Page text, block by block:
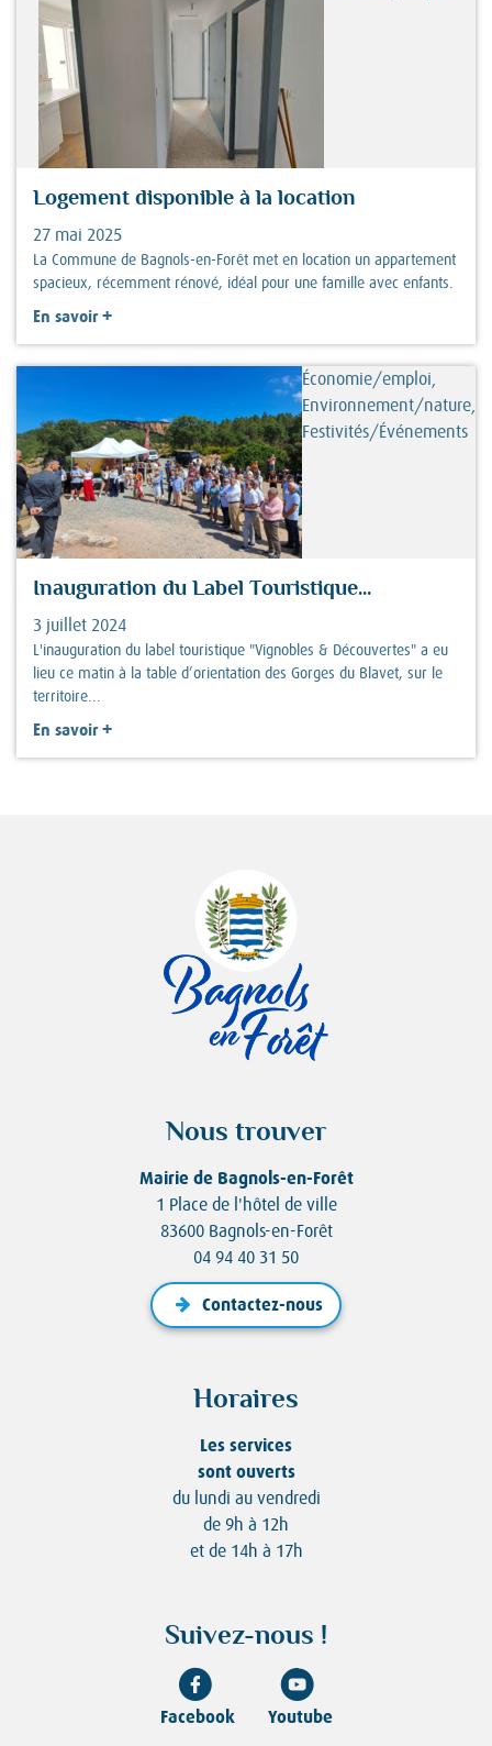
Logement disponible à la location
27 mai 2025
La Commune de Bagnols-en-Forêt met en location un appartement
spacieux, récemment rénové, idéal pour une famille avec enfants.
En savoir +
Économie/emploi,
Environnement/nature,
Festivités/Événements
Inauguration du Label Touristique...
3 juillet 2024
L'inauguration du label touristique "Vignobles & Découvertes" a eu
lieu ce matin à la table d’orientation des Gorges du Blavet, sur le
territoire...
En savoir +
Nous trouver
Mairie de Bagnols-en-Forêt
1 Place de l'hôtel de ville
83600 Bagnols-en-Forêt
04 94 40 31 50
Contactez-nous
Horaires
Les services
sont ouverts
du lundi au vendredi
de 9h à 12h
et de 14h à 17h
Suivez-nous !
Facebook Youtube